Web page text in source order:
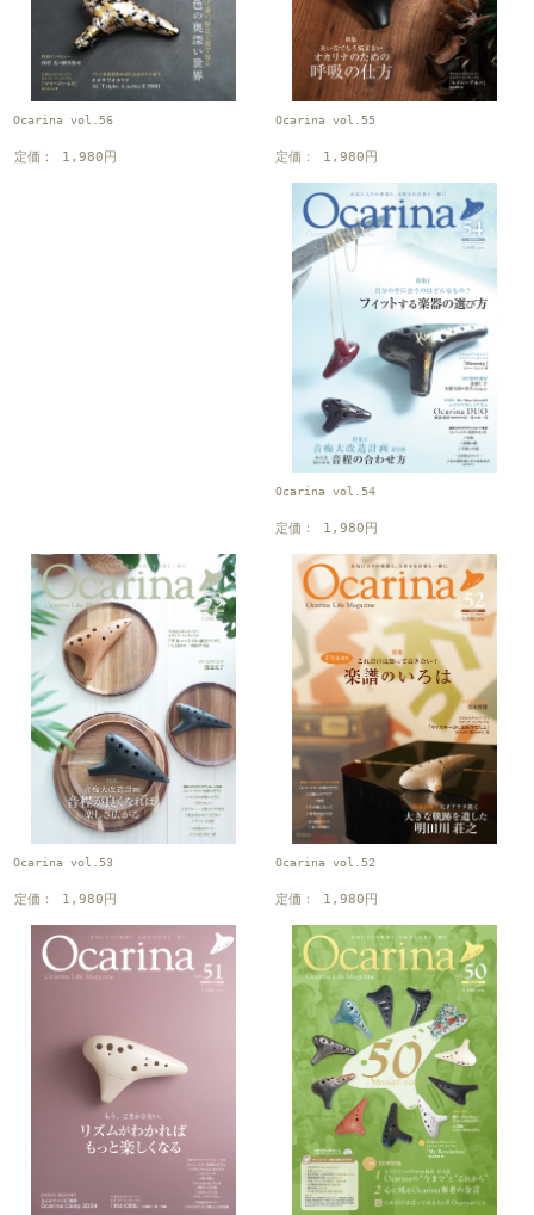
Ocarina vol.56
定価： 1,980円
Ocarina vol.55
定価： 1,980円
Ocarina vol.54
定価： 1,980円
Ocarina vol.53
定価： 1,980円
Ocarina vol.52
定価： 1,980円